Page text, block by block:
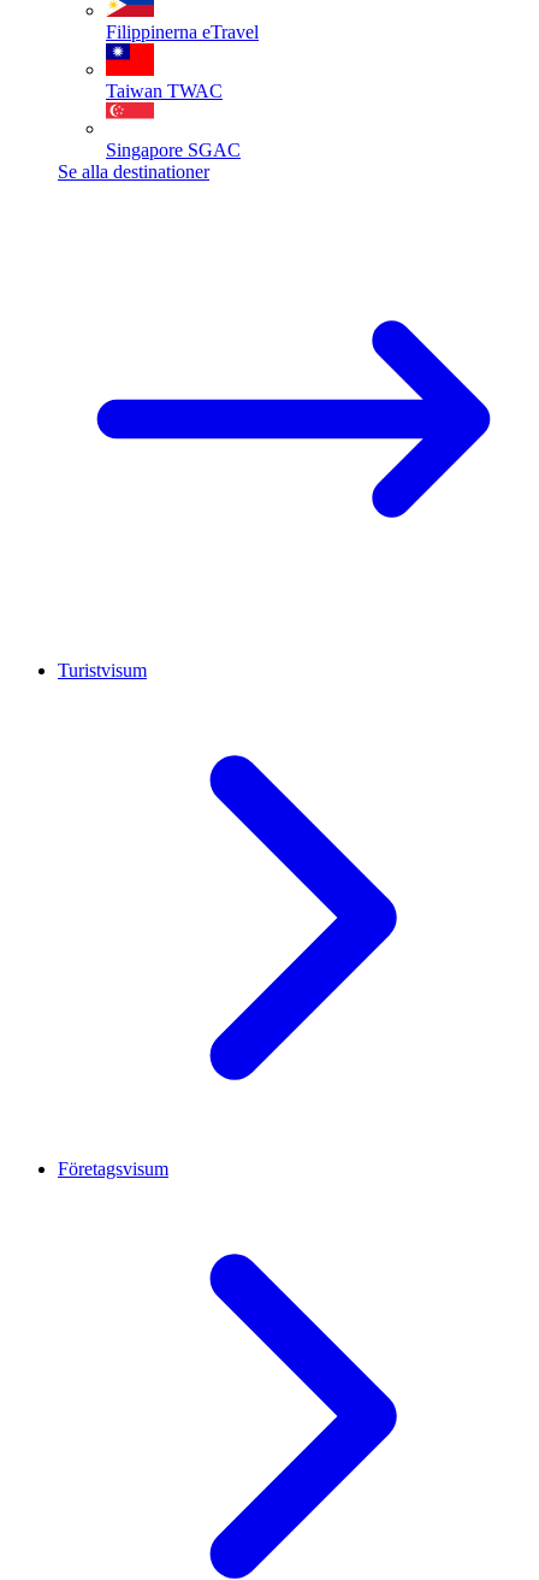
Filippinerna eTravel
Taiwan TWAC
Singapore SGAC
Se alla destinationer
Turistvisum
Företagsvisum